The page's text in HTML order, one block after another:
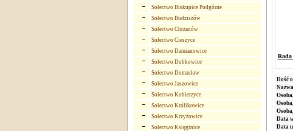
Sołectwo Biskupice Podgórne
Sołectwo Budziszów
Sołectwo Chrzanów
Sołectwo Cieszyce
Sołectwo Damianowice
Sołectwo Dobkowice
Sołectwo Domasław
Sołectwo Jaszowice
Sołectwo Kobierzyce
Sołectwo Królikowice
Sołectwo Krzyżowice
Sołectwo Księginice
Rada
Ilość
Data
Data